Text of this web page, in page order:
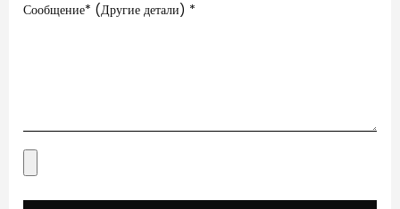
Сообщение* (Другие детали) *